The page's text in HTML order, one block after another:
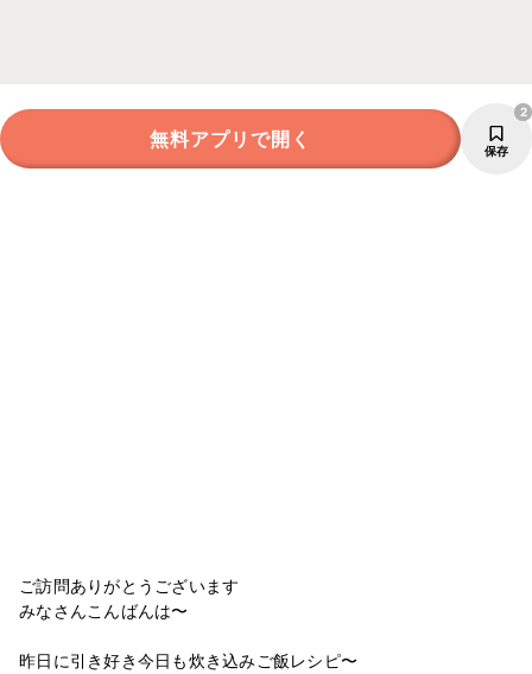
無料アプリで開く 保存
2
ご訪問ありがとうございます
みなさんこんばんは〜
昨日に引き好き今日も炊き込みご飯レシピ〜